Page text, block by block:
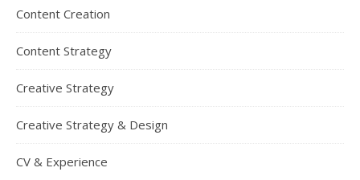
Content Creation
Content Strategy
Creative Strategy
Creative Strategy & Design
CV & Experience